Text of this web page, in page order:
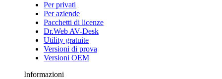
Per privati
Per aziende
Pacchetti di licenze
Dr.Web AV-Desk
Utility gratuite
Versioni di prova
Versioni OEM
Informazioni